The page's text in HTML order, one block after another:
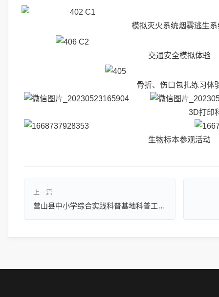
模拟灭火系统烟雾逃生
交通安全模拟体验
骨折、伤口包扎练习体
3D打印
生物标本参观活动
上一篇
营山县中小学综合实践科普基地科普工作管理制度